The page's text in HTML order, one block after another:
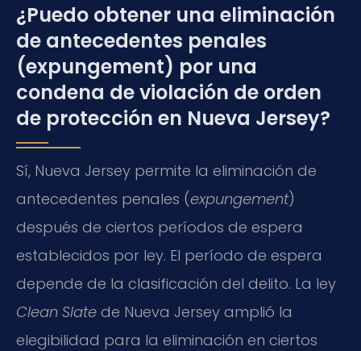
¿Puedo obtener una eliminación
de antecedentes penales
(expungement) por una
condena de violación de orden
de protección en Nueva Jersey?
Sí, Nueva Jersey permite la eliminación de
antecedentes penales (expungement)
después de ciertos períodos de espera
establecidos por ley. El período de espera
depende de la clasificación del delito. La ley
Clean Slate de Nueva Jersey amplió la
elegibilidad para la eliminación en ciertos